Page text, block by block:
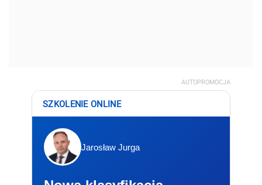
AUTOPROMOCJA
SZKOLENIE ONLINE
Jarosław Jurga